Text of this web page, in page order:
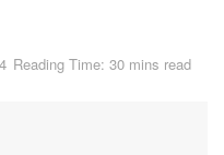
Reading Time: 30 mins read